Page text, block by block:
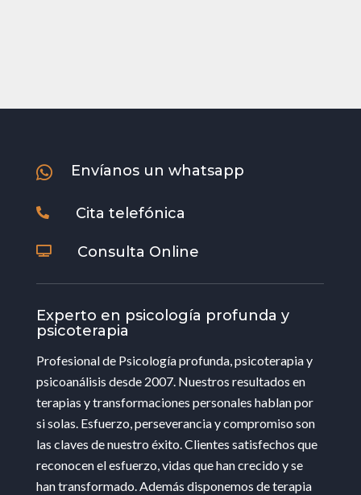
 Envíanos un whatsapp
 Cita telefónica
 Consulta Online
Experto en psicología profunda y
psicoterapia
Profesional de Psicología profunda, psicoterapia y
psicoanálisis desde 2007. Nuestros resultados en
terapias y transformaciones personales hablan por
si solas. Esfuerzo, perseverancia y compromiso son
las claves de nuestro éxito. Clientes satisfechos que
reconocen el esfuerzo, vidas que han crecido y se
han transformado. Además disponemos de terapia